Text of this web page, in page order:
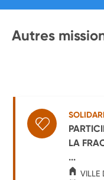
Autres
LA
...
VILLE